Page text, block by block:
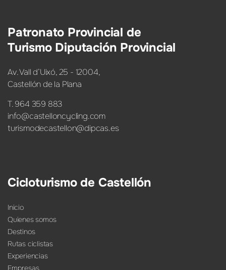
Patronato Provincial de
Turismo Diputación Provincial
Av. Vall d’Uixó, 25 - 12004,
Castellón de la Plana
T. 964 359 883
info@castelloncycling.com
turismodecastellon@dipcas.es
Cicloturismo de Castellón
Inicio
Quienes somos
Destinos
Rutas ciclistas
Experiencias